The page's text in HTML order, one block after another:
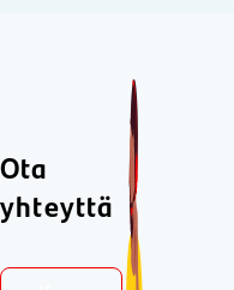
Ota
yhteyttä